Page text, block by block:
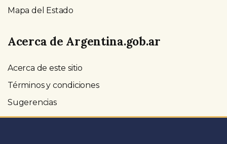
Mapa del Estado
Acerca de Argentina.gob.ar
Acerca de este sitio
Términos y condiciones
Sugerencias